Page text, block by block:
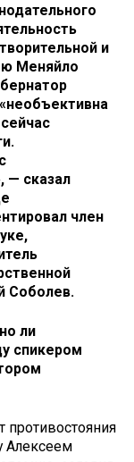
и
Меняйло
— сказал
член
Соболев.
ли
спикером
Алексеем